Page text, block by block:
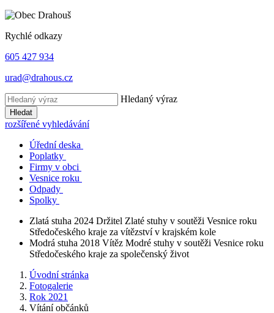
Rychlé odkazy
605 427 934
urad@drahous.cz
Hledaný výraz
Hledat
rozšířené vyhledávání
Úřední deska
Poplatky
Firmy v obci
Vesnice roku
Odpady
Spolky
Zlatá stuha 2024 Držitel Zlaté stuhy v soutěži Vesnice roku
Středočeského kraje za vítězství v krajském kole
Modrá stuha 2018 Vítěz Modré stuhy v soutěži Vesnice roku
Středočeského kraje za společenský život
Úvodní stránka
Fotogalerie
Rok 2021
Vítání občánků